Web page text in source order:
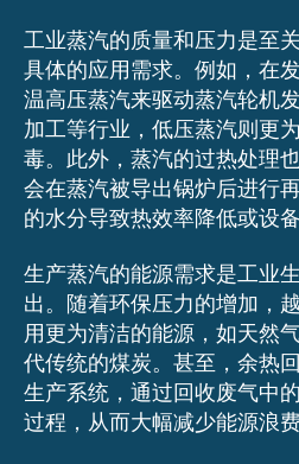
工业蒸汽的质量和压力是至
具体的应用需求。例如，在
温高压蒸汽来驱动蒸汽轮机
加工等行业，低压蒸汽则更
毒。此外，蒸汽的过热处理
会在蒸汽被导出锅炉后进行
的水分导致热效率降低或设备
生产蒸汽的能源需求是工业
出。随着环保压力的增加，
用更为清洁的能源，如天然
代传统的煤炭。甚至，余热
生产系统，通过回收废气中
过程，从而大幅减少能源浪费